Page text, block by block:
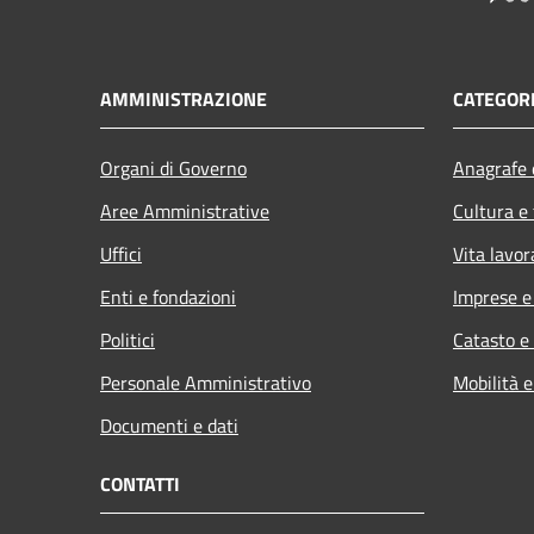
AMMINISTRAZIONE
Organi di Governo
Aree Amministrative
Uffici
Enti e fondazioni
Politici
Personale Amministrativo
Documenti e dati
Cultura
Vita
Imprese
Catasto
Mobilità
CONTATTI